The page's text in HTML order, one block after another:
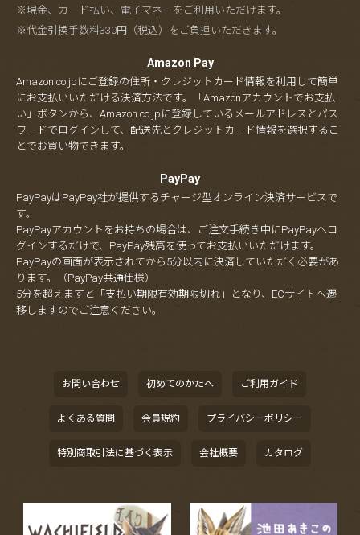
※現金、カード払い、電子マネーをご利用いただけます。
※代金引換手数料330円（税込）をご負担いただきます。
Amazon Pay
Amazon.co.jpにご登録の住所・クレジットカード情報を利用して簡単
にお支払いいただける決済方法です。「Amazonアカウントでお支払
い」ボタンから、Amazon.co.jpに登録しているメールアドレスとパス
ワードでログインして、配送先とクレジットカード情報を選択するこ
とでお買い物できます。
PayPay
PayPayはPayPay社が提供するチャージ型オンライン決済サービスで
す。
PayPayアカウントをお持ちの場合は、ご注文手続き中にPayPayへロ
グインするだけで、PayPay残高を使ってお支払いいただけます。
PayPayの画面が表示されてから5分以内に決済していただく必要があ
ります。（PayPay共通仕様）
5分を超えますと「支払い期限有効期限切れ」となり、ECサイトへ遷
移しますのでご注意ください。
お問い合わせ 初めてのかたへ ご利用ガイド
よくある質問 会員規約 プライバシーポリシー
特別商取引法に基づく表示 会社概要 カタログ